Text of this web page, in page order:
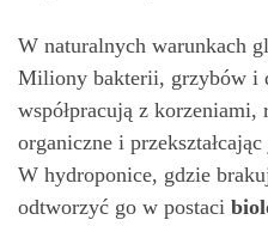
W naturalnych warunkach
Miliony bakterii, grzybów i
współpracują z korzeniami,
organiczne i
W hydroponice, gdzie
odtworzyć go w postaci